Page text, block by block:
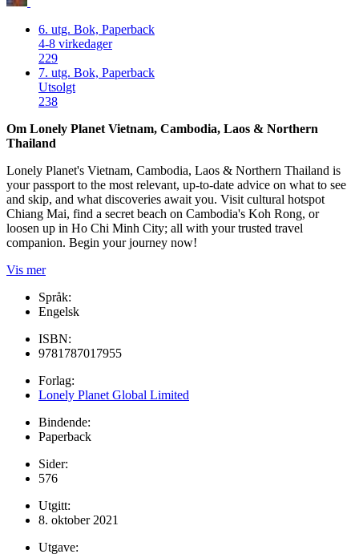
6. utg. Bok, Paperback
4-8 virkedager
229
7. utg. Bok, Paperback
Utsolgt
238
Om Lonely Planet Vietnam, Cambodia, Laos & Northern
Thailand
Lonely Planet's Vietnam, Cambodia, Laos & Northern Thailand is
your passport to the most relevant, up-to-date advice on what to see
and skip, and what discoveries await you. Visit cultural hotspot
Chiang Mai, find a secret beach on Cambodia's Koh Rong, or
loosen up in Ho Chi Minh City; all with your trusted travel
companion. Begin your journey now!
Vis mer
Språk:
Engelsk
ISBN:
9781787017955
Forlag:
Lonely Planet Global Limited
Bindende:
Paperback
Sider:
576
Utgitt:
8. oktober 2021
Utgave: